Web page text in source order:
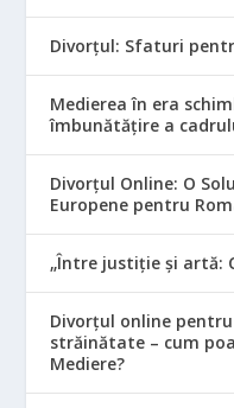
Divorțul: Sfaturi
Medierea în era
îmbunătățire a
Divorțul Online: O
Europene pentru
„Între justiție și artă:
Divorțul online
străinătate – cum
Mediere?